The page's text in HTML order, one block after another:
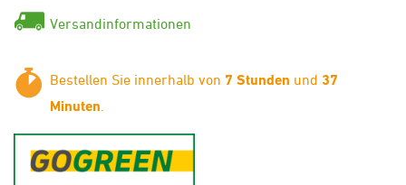
Versandinformationen
Bestellen Sie innerhalb von 7 Stunden und 37
Minuten